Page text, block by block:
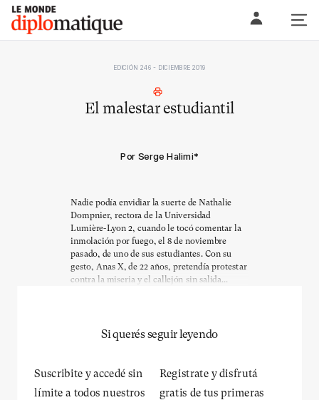
Skip
content
Le monde diplomatique
EDICIÓN 246 - DICIEMBRE 2019
El malestar estudiantil
Por Serge Halimi*
Nadie podía envidiar la suerte de Nathalie
Dompnier, rectora de la Universidad
Lumière-Lyon 2, cuando le tocó comentar la
inmolación por fuego, el 8 de noviembre
pasado, de uno de sus estudiantes. Con su
gesto, Anas X, de 22 años, pretendía protestar
contra la miseria y el callejón sin salida...
Si querés seguir leyendo
Suscribite y accedé sin
límite a todos nuestros
Registrate y disfrutá
gratis de tus primeras